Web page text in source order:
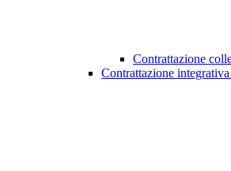
Contrattazione
Contrattazione integrativa